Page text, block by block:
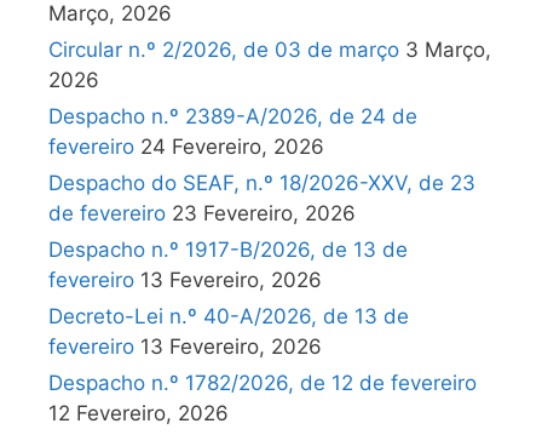
Março, 2026
Circular n.º 2/2026, de 03 de março 3 Março,
2026
Despacho n.º 2389-A/2026, de 24 de
fevereiro 24 Fevereiro, 2026
Despacho do SEAF, n.º 18/2026-XXV, de 23
de fevereiro 23 Fevereiro, 2026
Despacho n.º 1917-B/2026, de 13 de
fevereiro 13 Fevereiro, 2026
Decreto-Lei n.º 40-A/2026, de 13 de
fevereiro 13 Fevereiro, 2026
Despacho n.º 1782/2026, de 12 de fevereiro
12 Fevereiro, 2026